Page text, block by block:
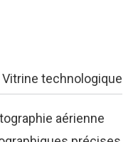
Vitrine technologique
aérienne